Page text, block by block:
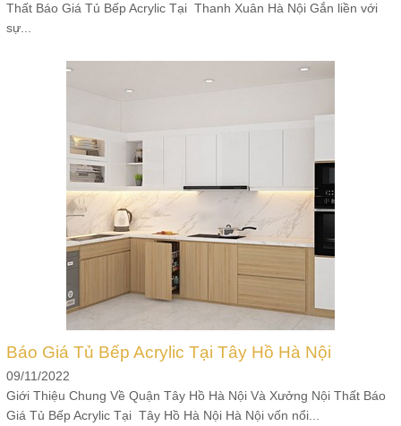
Thất Báo Giá Tủ Bếp Acrylic Tại Thanh Xuân Hà Nội Gắn liền với
sự...
Báo Giá Tủ Bếp Acrylic Tại Tây Hồ Hà Nội
09/11/2022
Giới Thiệu Chung Về Quận Tây Hồ Hà Nội Và Xưởng Nội Thất Báo
Giá Tủ Bếp Acrylic Tại Tây Hồ Hà Nội Hà Nội vốn nổi...